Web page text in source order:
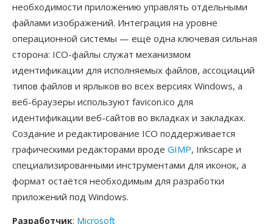
необходимости приложению управлять отдельными
файлами изображений. Интеграция на уровне
операционной системы — ещё одна ключевая сильная
сторона: ICO-файлы служат механизмом
идентификации для исполняемых файлов, ассоциаций
типов файлов и ярлыков во всех версиях Windows, а
веб-браузеры используют favicon.ico для
идентификации веб-сайтов во вкладках и закладках.
Создание и редактирование ICO поддерживается
графическими редакторами вроде GIMP, Inkscape и
специализированными инструментами для иконок, а
формат остаётся необходимым для разработки
приложений под Windows.
Разработчик: Microsoft